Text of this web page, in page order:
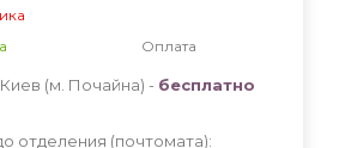
Оплата
(м. Почайна) - бесплатно
отделения (почтомата):